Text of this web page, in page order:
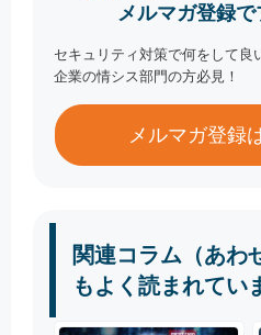
メルマガ登録で
セキュリティ対策で何をして良
企業の情シス部門の方必見！
メルマガ登録
関連コラム（あわ
もよく読まれてい